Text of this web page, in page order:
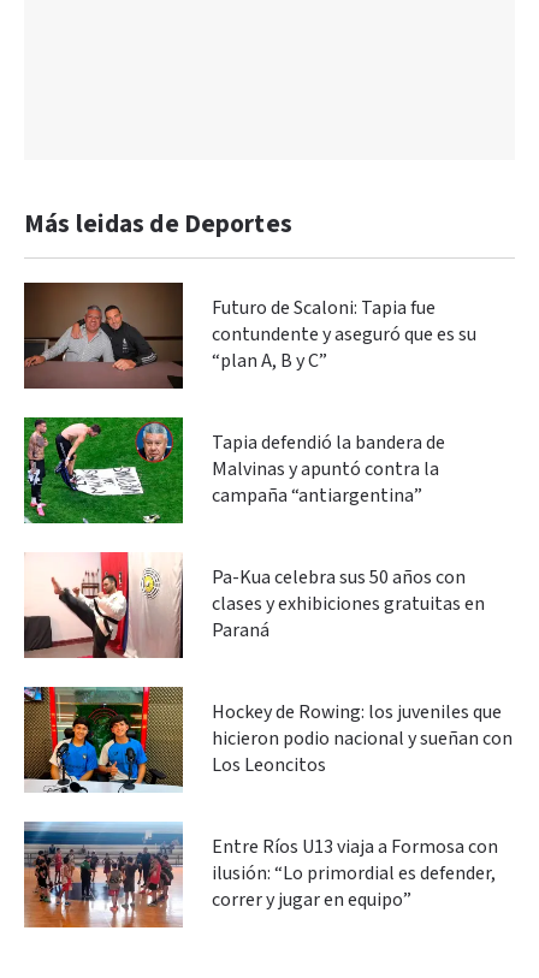
Más leidas de Deportes
Futuro de Scaloni: Tapia fue
contundente y aseguró que es su
“plan A, B y C”
Tapia defendió la bandera de
Malvinas y apuntó contra la
campaña “antiargentina”
Pa-Kua celebra sus 50 años con
clases y exhibiciones gratuitas en
Paraná
Hockey de Rowing: los juveniles que
hicieron podio nacional y sueñan con
Los Leoncitos
Entre Ríos U13 viaja a Formosa con
ilusión: “Lo primordial es defender,
correr y jugar en equipo”